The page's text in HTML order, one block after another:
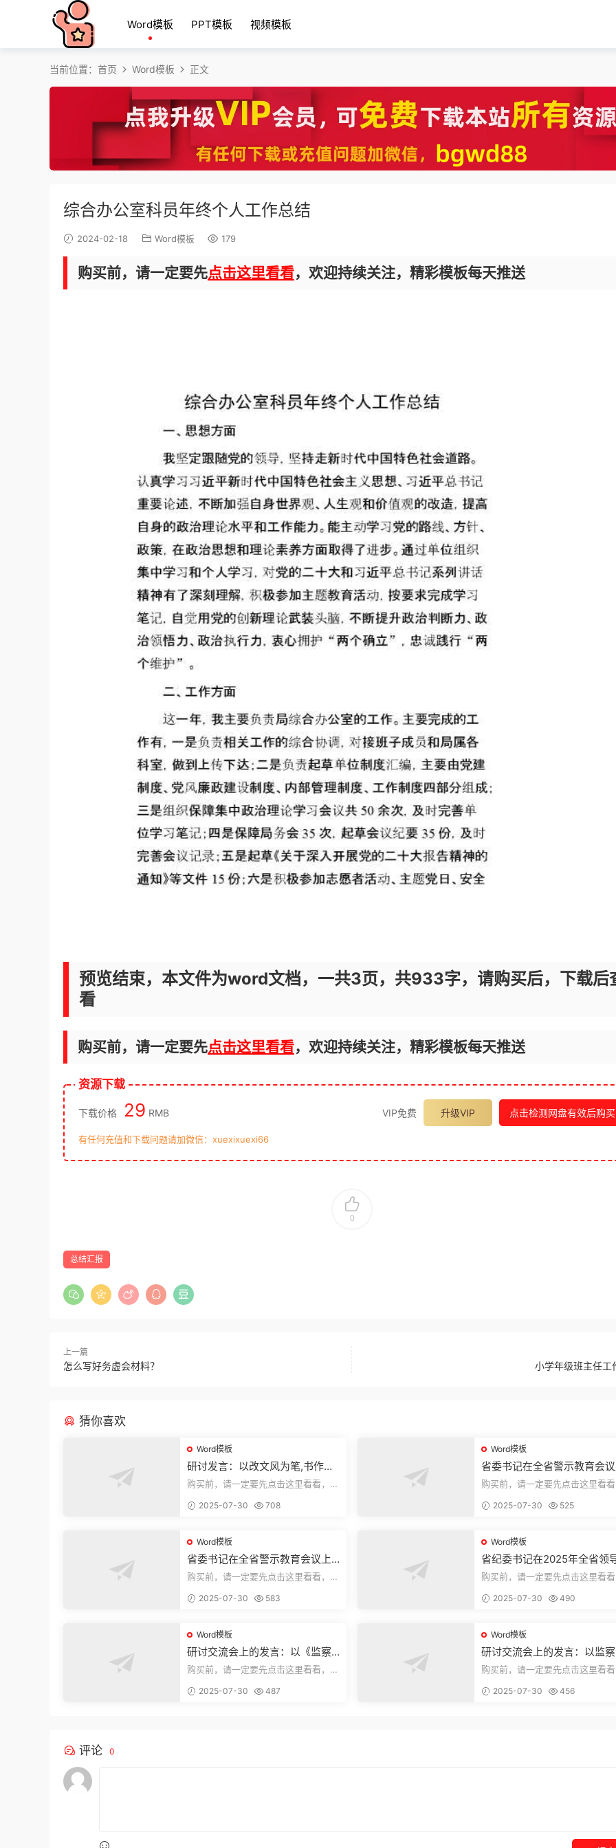
Word模板 PPT模板 视频模板
当前位置： 首页 Word模板 正文
综合办公室科员年终个人工作总结
2024-02-18 Word模板 179
购买前，请一定要先点击这里看看，欢迎持续关注，精彩模板每天推送
预览结束，本文件为word文档，一共3页，共933字，请购买后，下载后
看
购买前，请一定要先点击这里看看，欢迎持续关注，精彩模板每天推送
资源下载
下载价格 29 RMB VIP免费 升级VIP 点击检测网盘有效后购买
有任何充值和下载问题请加微信：xuexixuexi66
0
总结汇报
上一篇
怎么写好务虚会材料？ 小学年级班主任工
猜你喜欢
Word模板
研讨发言：以改文风为笔,书作风
建设“必修课”
购买前，请一定要先点击这里看看，欢
束，本文...
2025-07-30 708
Word模板
省委书记在全省警示教育会
的讲话.1
购买前，请一定要先点击这里看
束，本文...
2025-07-30 525
Word模板
省委书记在全省警示教育会议上
的讲话
购买前，请一定要先点击这里看看，欢
束，本文...
2025-07-30 583
Word模板
省纪委书记在2025年全省领
部警示教育会上的讲话.1
购买前，请一定要先点击这里看
束，本文...
2025-07-30 490
Word模板
研讨交流会上的发言：以《监察
法实施条例》为纲,推动巡察工作
购买前，请一定要先点击这里看看，欢
束，本文...
2025-07-30 487
Word模板
研讨交流会上的发言：以监
实施条例为纲推动巡察工作
购买前，请一定要先点击这里看
束，本文...
2025-07-30 456
评论 0